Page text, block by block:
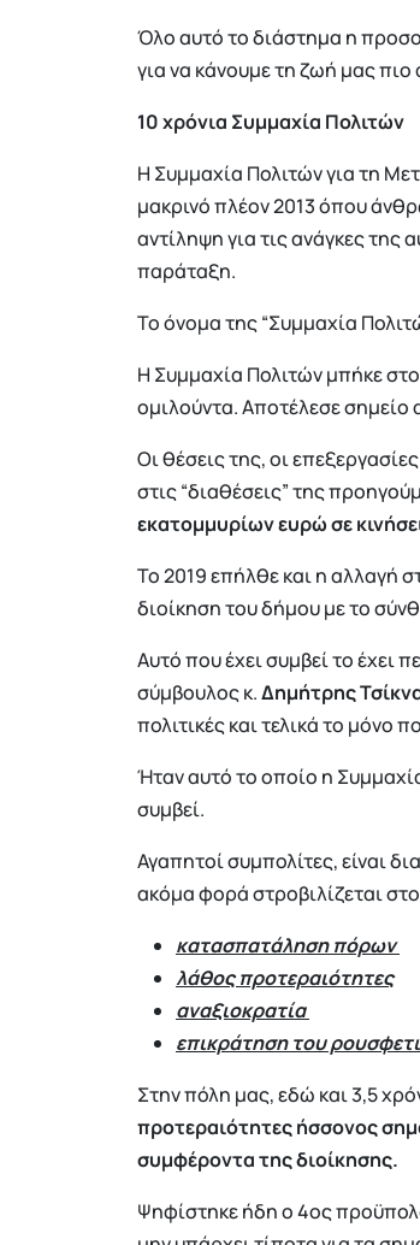
Όλο αυτό το διάστημα η
για να κάνουμε τη ζωή μας
10 χρόνια Συμμαχία Πολιτών
Η Συμμαχία Πολιτών για τη
μακρινό πλέον 2013 όπου
αντίληψη για τις ανάγκες της
παράταξη.
Το όνομα της “Συμμαχία
Η Συμμαχία Πολιτών μπήκε
ομιλούντα. Αποτέλεσε σημείο
Οι θέσεις της, οι
στις “διαθέσεις” της
εκατομμυρίων ευρώ σε
Το 2019 επήλθε και η αλλαγή
διοίκηση του δήμου με το
Αυτό που έχει συμβεί το έχει
σύμβουλος κ.Δημήτρης
πολιτικές και τελικά το μόνο
Ήταν αυτό το οποίο η
συμβεί.
Αγαπητοί συμπολίτες, είναι
ακόμα φορά στροβιλίζεται
κατασπατάληση πόρων
λάθος προτεραιότητες
αναξιοκρατία
επικράτηση του
Στην πόλη μας, εδώ και 3,5
προτεραιότητες ήσσονος
συμφέροντα της διοίκησης.
Ψηφίστηκε ήδη ο 4ος